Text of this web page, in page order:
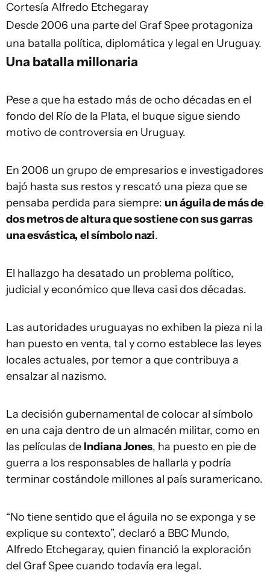
Cortesía Alfredo Etchegaray
Desde 2006 una parte del Graf Spee protagoniza
una batalla política, diplomática y legal en Uruguay.
Una batalla millonaria
Pese a que ha estado más de ocho décadas en el
fondo del Río de la Plata, el buque sigue siendo
motivo de controversia en Uruguay.
En 2006 un grupo de empresarios e investigadores
bajó hasta sus restos y rescató una pieza que se
pensaba perdida para siempre: un águila de más de
dos metros de altura que sostiene con sus garras
una esvástica, el símbolo nazi.
El hallazgo ha desatado un problema político,
judicial y económico que lleva casi dos décadas.
Las autoridades uruguayas no exhiben la pieza ni la
han puesto en venta, tal y como establece las leyes
locales actuales, por temor a que contribuya a
ensalzar al nazismo.
La decisión gubernamental de colocar al símbolo
en una caja dentro de un almacén militar, como en
las películas de Indiana Jones, ha puesto en pie de
guerra a los responsables de hallarla y podría
terminar costándole millones al país suramericano.
“No tiene sentido que el águila no se exponga y se
explique su contexto”, declaró a BBC Mundo,
Alfredo Etchegaray, quien financió la exploración
del Graf Spee cuando todavía era legal.